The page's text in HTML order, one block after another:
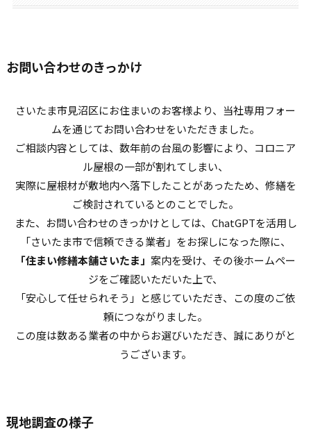
お問い合わせのきっかけ
さいたま市見沼区にお住まいのお客様より、当社専用フォー
ムを通じてお問い合わせをいただきました。
ご相談内容としては、数年前の台風の影響により、コロニア
ル屋根の一部が割れてしまい、
実際に屋根材が敷地内へ落下したことがあったため、修繕を
ご検討されているとのことでした。
また、お問い合わせのきっかけとしては、ChatGPTを活用し
「さいたま市で信頼できる業者」をお探しになった際に、
「住まい修繕本舗さいたま」 案内を受け、その後ホームペー
ジをご確認いただいた上で、
「安心して任せられそう」と感じていただき、この度のご依
頼につながりました。
この度は数ある業者の中からお選びいただき、誠にありがと
うございます。
現地調査の様子